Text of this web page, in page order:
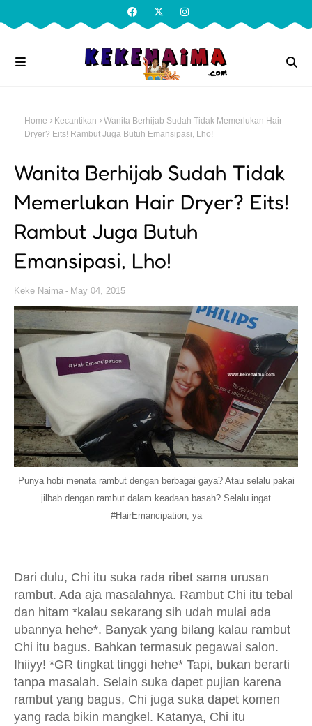
Home Kecantikan
Wanita Berhijab Sudah Tidak Memerlukan Hair
Dryer? Eits! Rambut Juga Butuh Emansipasi, Lho!
Wanita Berhijab Sudah Tidak
Memerlukan Hair Dryer? Eits!
Rambut Juga Butuh
Emansipasi, Lho!
Keke Naima May 04, 2015
Punya hobi menata rambut dengan berbagai gaya? Atau selalu pakai
jilbab dengan rambut dalam keadaan basah? Selalu ingat
#HairEmancipation, ya
Dari dulu, Chi itu suka rada ribet sama urusan
rambut. Ada aja masalahnya. Rambut Chi itu tebal
dan hitam *kalau sekarang sih udah mulai ada
ubannya hehe*. Banyak yang bilang kalau rambut
Chi itu bagus. Bahkan termasuk pegawai salon.
Ihiiyy! *GR tingkat tinggi hehe* Tapi, bukan berarti
tanpa masalah. Selain suka dapet pujian karena
rambut yang bagus, Chi juga suka dapet komen
yang rada bikin mangkel. Katanya, Chi itu